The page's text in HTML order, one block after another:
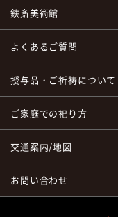
鉄斎美術館
よくあるご質問
授与品・ご祈祷について
ご家庭での祀り方
交通案内/地図
お問い合わせ